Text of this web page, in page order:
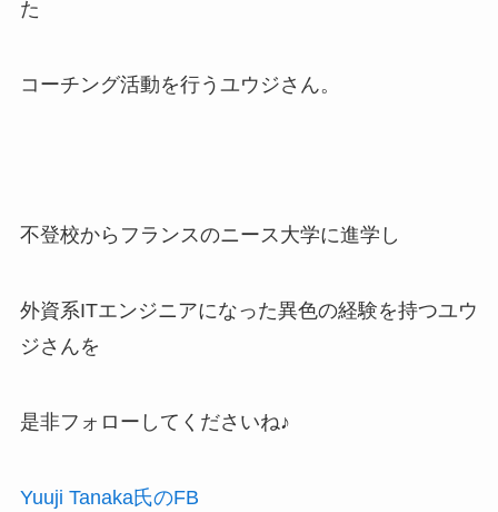
た
コーチング活動を行うユウジさん。
不登校からフランスのニース大学に進学し
外資系ITエンジニアになった異色の経験を持つユウ
ジさんを
是非フォローしてくださいね♪
Yuuji Tanaka氏のFB